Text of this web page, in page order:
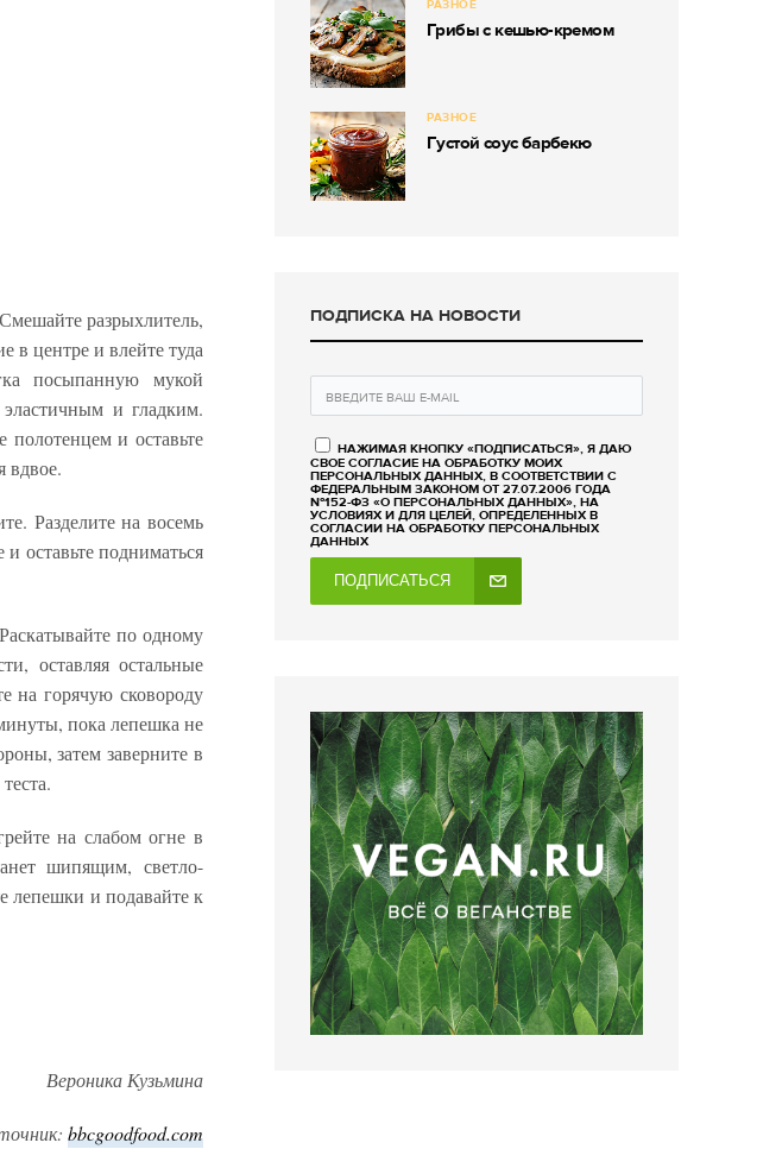
разрыхлитель,
в центре и влейте туда
посыпанную мукой
и гладким.
и оставьте
вдвое.
Разделите на восемь
оставьте подниматься
по одному
оставляя остальные
на горячую сковороду
пока лепешка не
затем заверните в
на слабом огне в
шипящим, светло-
лепешки и подавайте к
Вероника Кузьмина
bbcgoodfood.com
РАЗНОЕ
Грибы с кешью-кремом
РАЗНОЕ
Густой соус барбекю
ПОДПИСКА НА НОВОСТИ
НАЖИМАЯ КНОПКУ «ПОДПИСАТЬСЯ», Я ДАЮ
СВОЕ СОГЛАСИЕ НА ОБРАБОТКУ МОИХ
ПЕРСОНАЛЬНЫХ ДАННЫХ, В СООТВЕТСТВИИ С
ФЕДЕРАЛЬНЫМ ЗАКОНОМ ОТ 27.07.2006 ГОДА
№152-ФЗ «О ПЕРСОНАЛЬНЫХ ДАННЫХ», НА
УСЛОВИЯХ И ДЛЯ ЦЕЛЕЙ, ОПРЕДЕЛЕННЫХ В
СОГЛАСИИ НА ОБРАБОТКУ ПЕРСОНАЛЬНЫХ
ДАННЫХ
ПОДПИСАТЬСЯ